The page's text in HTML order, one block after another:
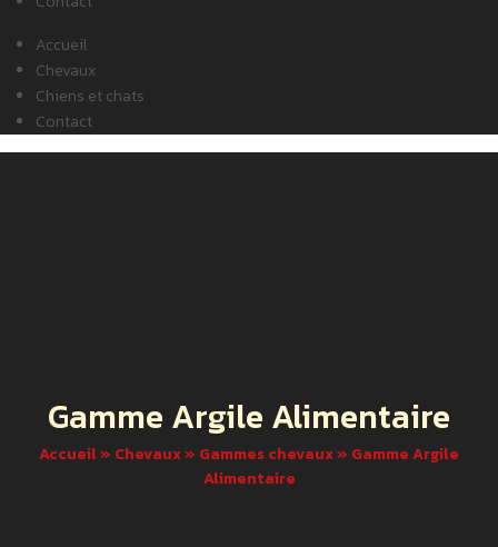
Accueil
Chevaux
Chiens et chats
Contact
Gamme Argile Alimentaire
Accueil» Chevaux» Gammes chevaux» Gamme Argile
Alimentaire